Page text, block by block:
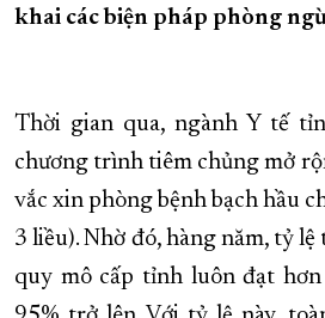
KHOẢNH KHẮC ĐẸP XỨ TRẦM
khai các biện pháp phòng
Thời gian qua, ngành Y tế
chương trình tiêm chủng mở
vắc xin phòng bệnh bạch hầu
3 liều). Nhờ đó, hàng năm, tỷ
quy mô cấp tỉnh luôn đạt